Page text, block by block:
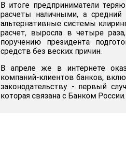
В итоге предприниматели
расчеты наличными, а
альтернативные системы
расчет, выросла в четыре
поручению президента
средств без веских причин.
В апреле же в интернете
компаний-клиентов банков,
законодательству - первый
которая связана с Банком России.